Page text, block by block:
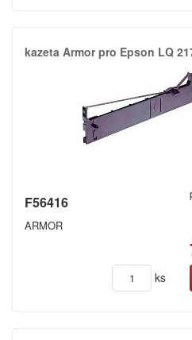
kazeta Armor pro Epson LQ
F56416
ARMOR
ks